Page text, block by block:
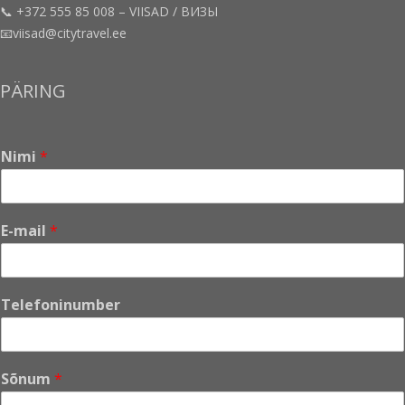
📞 +372 555 85 008 – VIISAD / ВИЗЫ
📧viisad@citytravel.ee
PÄRING
Nimi *
E-mail *
Telefoninumber
Sõnum *